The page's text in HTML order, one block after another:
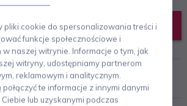
DODAJ DO KOSZYKA
pliki cookie do spersonalizowania treści i
funkcje społecznościowe i
w naszej witrynie. Informacje o tym, jak
witryny, udostępniamy partnerom
reklamowym i analitycznym.
te informacje z innymi danymi
lub uzyskanymi podczas